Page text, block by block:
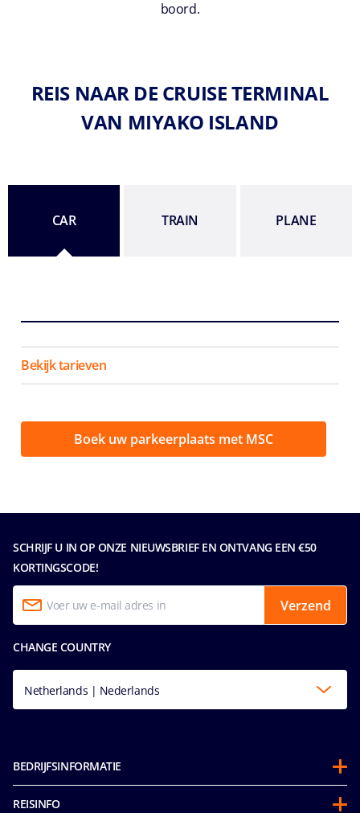
boord.
REIS NAAR DE CRUISE TERMINAL
VAN MIYAKO ISLAND
CAR TRAIN PLANE
Boek uw parkeerplaats met MSC
Bekijk tarieven
SCHRIJF U IN OP ONZE NIEUWSBRIEF EN ONTVANG EEN €50
KORTINGSCODE!
Verzend
CHANGE COUNTRY
Netherlands | Nederlands
BEDRIJFSINFORMATIE
Over ons
REISINFO